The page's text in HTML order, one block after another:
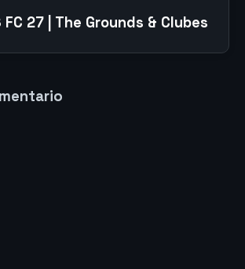
FC 27 | The Grounds & Clubes